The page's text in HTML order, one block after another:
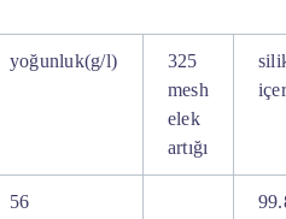
yoğunluk(g/l)
325
mesh
elek
artığı
56